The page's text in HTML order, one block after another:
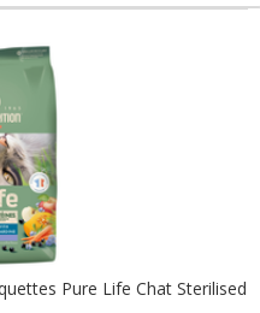
Pure Life Chat Sterilised